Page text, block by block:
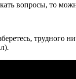
вопросы, то
трудного